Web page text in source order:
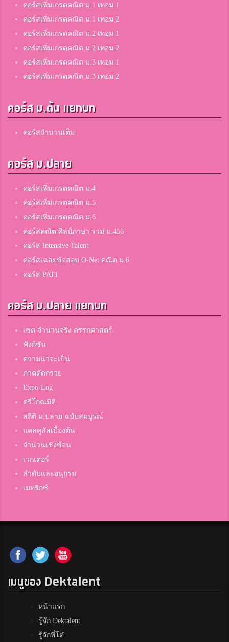
คอร์สเพิ่มเกรดคณิต ม.1 เทอม 1
คอร์สเพิ่มเกรดคณิต ม.1 เทอม 2
คอร์สเพิ่มเกรดคณิต ม.2 เทอม 1
คอร์สเพิ่มเกรดคณิต ม.2 เทอม 2
คอร์สเพิ่มเกรดคณิต ม.3 เทอม 1
คอร์สเพิ่มเกรดคณิต ม.3 เทอม 2
คอร์ส ม.ต้น แยกบท
คอร์สจำนวนเต็ม
คอร์ส ม.ปลาย
คอร์สเพิ่มเกรดคณิต ม.4
คอร์สเพิ่มเกรดคณิต ม.5
คอร์สเพิ่มเกรดคณิต ม.6
คอร์สคณิต ศิลป์ภาษา รวม ม.456
คอร์ส Intensive Talent
คอร์สเฉลยข้อสอบ O-Net คณิต ม.6
คอร์ส PAT1
คอร์ส ม.ปลาย แยกบท
เซต จำนวนจริง ตรรกศาสตร์
ฟังก์ชัน
ความน่าจะเป็น
ภาคตัดกรวย
Expo-Log
ตรีโกณมิติ
สถิติ ม.ปลาย ฉบับสมบูรณ์
แคลคูลัสเบื้องต้น
จำนวนเชิงซ้อน
เวกเตอร์
ลำดับและอนุกรม
เมทริกซ์
เมนูของ Dektalent
หน้าแรก
รู้จัก Dektalent
รู้จักพี่โต๋